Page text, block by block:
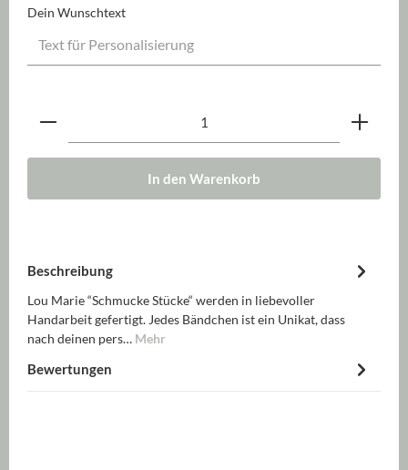
Dein Wunschtext
Produkt Anzahl: Gib den gewünschten Wert ein
In den Warenkorb
Beschreibung
Lou Marie “Schmucke Stücke“ werden in liebevoller
Handarbeit gefertigt. Jedes Bändchen ist ein Unikat, dass
nach deinen pers… Mehr
Bewertungen